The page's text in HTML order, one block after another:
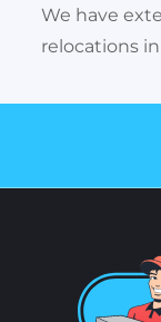
We have
relocations